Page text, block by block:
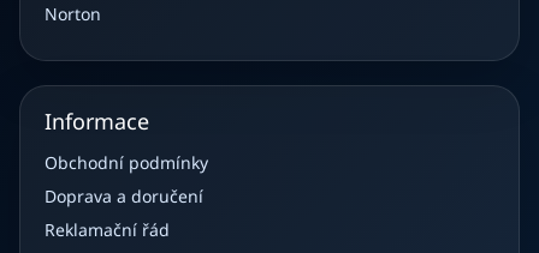
Norton
Informace
Obchodní podmínky
Doprava a doručení
Reklamační řád